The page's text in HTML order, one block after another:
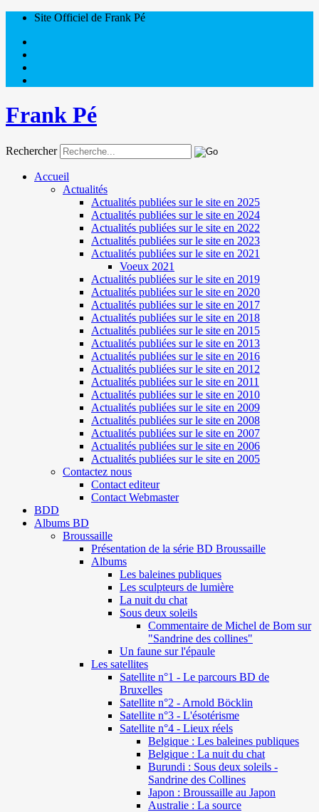
Site Officiel de Frank Pé
Frank Pé
Rechercher
Accueil
Actualités
Actualités publiées sur le site en 2025
Actualités publiées sur le site en 2024
Actualités publiées sur le site en 2022
Actualités publiées sur le site en 2023
Actualités publiées sur le site en 2021
Voeux 2021
Actualités publiées sur le site en 2019
Actualités publiées sur le site en 2020
Actualités publiées sur le site en 2017
Actualités publiées sur le site en 2018
Actualités publiées sur le site en 2015
Actualités publiées sur le site en 2013
Actualités publiées sur le site en 2016
Actualités publiées sur le site en 2012
Actualités publiées sur le site en 2011
Actualités publiées sur le site en 2010
Actualités publiées sur le site en 2009
Actualités publiées sur le site en 2008
Actualités publiées sur le site en 2007
Actualités publiées sur le site en 2006
Actualités publiées sur le site en 2005
Contactez nous
Contact editeur
Contact Webmaster
BDD
Albums BD
Broussaille
Présentation de la série BD Broussaille
Albums
Les baleines publiques
Les sculpteurs de lumière
La nuit du chat
Sous deux soleils
Commentaire de Michel de Bom sur
"Sandrine des collines"
Un faune sur l'épaule
Les satellites
Satellite n°1 - Le parcours BD de
Bruxelles
Satellite n°2 - Arnold Böcklin
Satellite n°3 - L'ésotérisme
Satellite n°4 - Lieux réels
Belgique : Les baleines publiques
Belgique : La nuit du chat
Burundi : Sous deux soleils -
Sandrine des Collines
Japon : Broussaille au Japon
Australie : La source